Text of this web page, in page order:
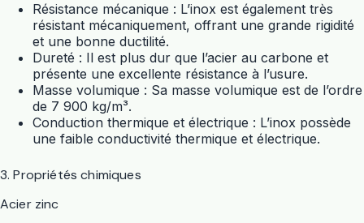
Résistance mécanique : L’inox est également très
résistant mécaniquement, offrant une grande rigidité
et une bonne ductilité.
Dureté : Il est plus dur que l’acier au carbone et
présente une excellente résistance à l’usure.
Masse volumique : Sa masse volumique est de l’ordre
de 7 900 kg/m³.
Conduction thermique et électrique : L’inox possède
une faible conductivité thermique et électrique.
3. Propriétés chimiques
Acier zinc